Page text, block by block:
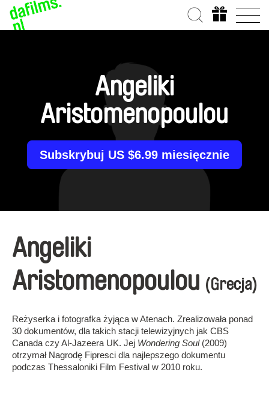
Angeliki
Aristomenopoulou
Subskrybuj US $6.99 miesięcznie
Angeliki
Aristomenopoulou (Grecja)
Reżyserka i fotografka żyjąca w Atenach. Zrealizowała ponad
30 dokumentów, dla takich stacji telewizyjnych jak CBS
Canada czy Al-Jazeera UK. Jej Wondering Soul(2009)
otrzymał Nagrodę Fipresci dla najlepszego dokumentu
podczas Thessaloniki Film Festival w 2010 roku.